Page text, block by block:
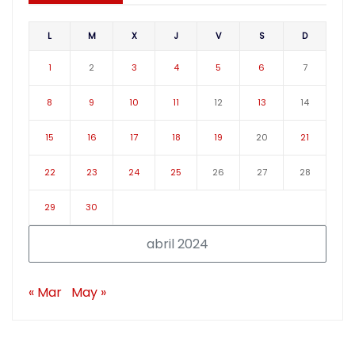
abril 2024
L M X J V S D
1 2 3 4 5 6 7
8 9 10 11 12 13 14
15 16 17 18 19 20 21
22 23 24 25 26 27 28
29 30
« Mar May »